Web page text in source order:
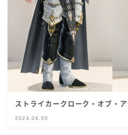
ストライカークローク・オブ・
2024.04.05